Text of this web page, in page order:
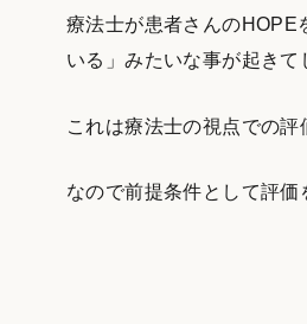
療法士が患者さんのHOPE
いる」みたいな事が起きて
これは療法士の視点での評
なので前提条件として評